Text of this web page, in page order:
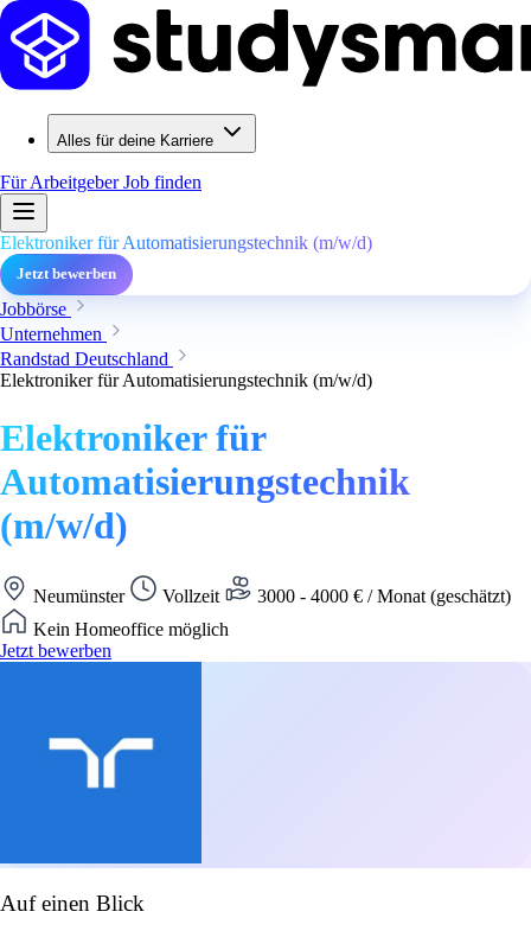
Alles für deine Karriere
Für ArbeitgeberJob finden
Elektroniker für Automatisierungstechnik (m/w/d)
Jetzt bewerben
Jobbörse
Unternehmen
Randstad Deutschland
Elektroniker für Automatisierungstechnik (m/w/d)
Elektroniker für
Automatisierungstechnik
(m/w/d)
Neumünster Vollzeit
3000 - 4000 € / Monat (geschätzt)
Kein Homeoffice möglich
Jetzt bewerben
Auf einen Blick